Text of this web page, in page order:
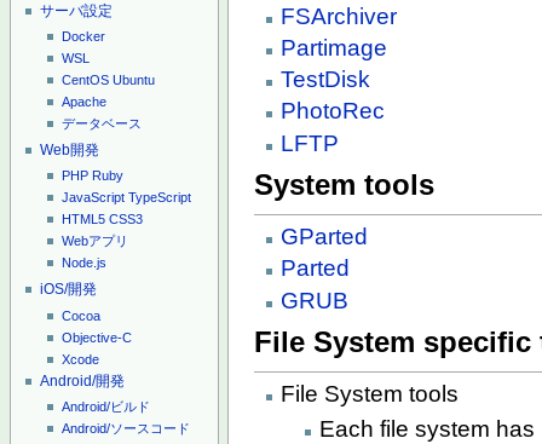
サーバ設定
Docker
WSL
CentOS Ubuntu
Apache
データベース
Web開発
PHP Ruby
JavaScript TypeScript
HTML5 CSS3
Webアプリ
Node.js
iOS/開発
Cocoa
Objective-C
Xcode
Android/開発
Android/ビルド
Android/ソースコード
FSArchiver
Partimage
TestDisk
PhotoRec
LFTP
System tools
GParted
Parted
GRUB
File System specific
File System tools
Each file system